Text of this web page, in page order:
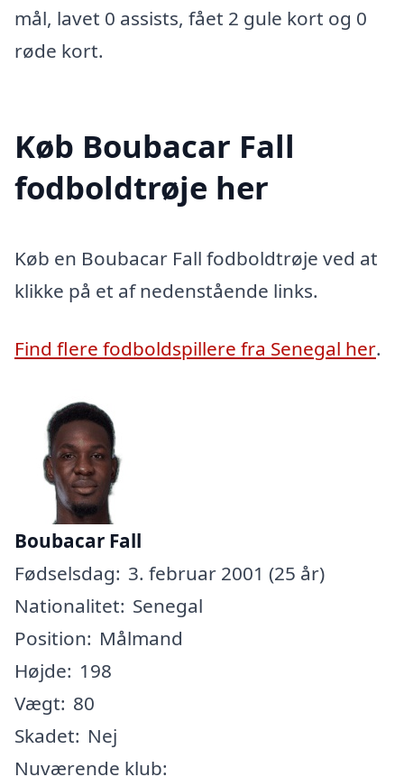
mål, lavet 0 assists, fået 2 gule kort og 0
røde kort.
Køb Boubacar Fall
fodboldtrøje her
Køb en Boubacar Fall fodboldtrøje ved at
klikke på et af nedenstående links.
Find flere fodboldspillere fra Senegal her.
Boubacar Fall
Fødselsdag: 3. februar 2001 (25 år)
Nationalitet: Senegal
Position: Målmand
Højde: 198
Vægt: 80
Skadet: Nej
Nuværende klub: